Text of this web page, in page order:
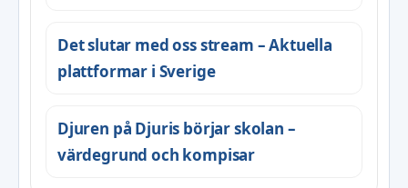
Det slutar med oss stream – Aktuella
plattformar i Sverige
Djuren på Djuris börjar skolan –
värdegrund och kompisar